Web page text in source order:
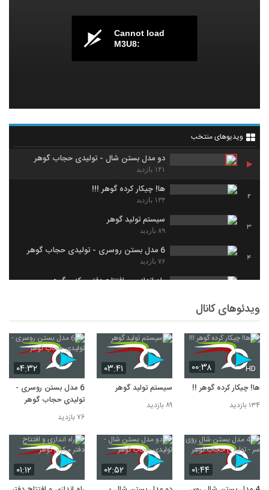
Cannot load
M3U8:
ویدیوهای منتخب
دو مدل بستن شال - تولیدی حجاب گوهر
۱۴۱ بازدید
2
ها! چیکار کرده گوهر !!!
۱۳۴ بازدید
3
سیستم تولید گوهر
۸۹ بازدید
4
6 مدل بستن روسری - تولیدی حجاب گوهر
۷۶ بازدید
راه اندازی و افتتاح دفتر مرکزی گوهر
6 گوهر
۶۱ بازدید
ویدئوهای کانال
۰۰:۳۸ HD
ها! چیکار کرده گوهر !!!
۱۳۴ بازدید
۰۳:۴۱
سیستم تولید گوهر
۸۹ بازدید
۰۴:۳۲
6 مدل بستن روسری -
تولیدی حجاب گوهر
۷۶ بازدید
۰۱:۴۴ ۰۲:۵۲ ۰۱:۱۲